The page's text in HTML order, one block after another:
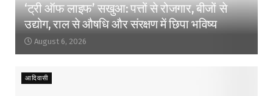
‘ट्री ऑफ लाइफ’ सखुआ: पत्तों से रोजगार, बीजों से
उद्योग, राल से औषधि और संरक्षण में छिपा भविष्य
August 6, 2026
आदिवासी